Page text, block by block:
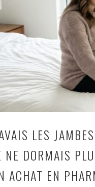
LES
NE DORMAIS
ACHAT EN